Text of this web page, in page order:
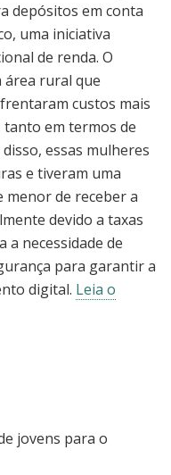
depósitos em conta
uma iniciativa
de renda. O
área rural que
custos mais
em termos de
essas mulheres
e tiveram uma
de receber a
devido a taxas
a necessidade de
para garantir a
digital. Leia o
jovens para o